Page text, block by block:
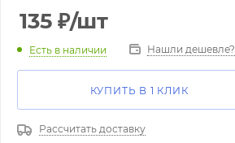
135 ₽/шт
Есть в наличии Нашли дешевле?
КУПИТЬ В 1 КЛИК
Рассчитать доставку